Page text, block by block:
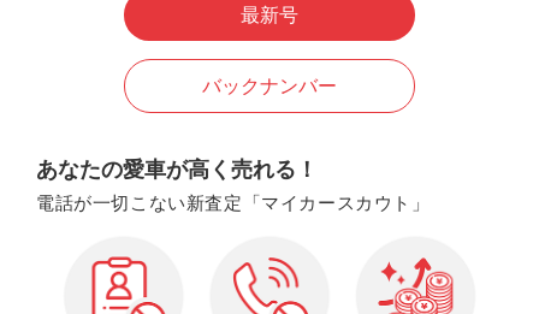
最新号
バックナンバー
あなたの愛車が高く売れる！
電話が一切こない新査定「マイカースカウト」